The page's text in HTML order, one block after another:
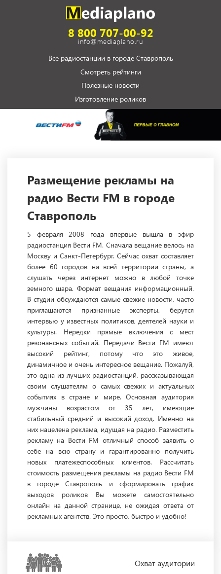
8 800 707-00-92
info@mediaplano.ru
Все радиостанции в городе Ставрополь
Смотреть рейтинги
Полезные новости
Изготовление роликов
Размещение рекламы на
радио Вести FM в городе
Ставрополь
5 февраля 2008 года впервые вышла в эфир
радиостанция Вести FM. Сначала вещание велось на
Москву и Санкт-Петербург. Сейчас охват составляет
более 60 городов на всей территории страны, а
слушать через интернет можно в любой точке
земного шара. Формат вещания информационный.
В студии обсуждаются самые свежие новости, часто
приглашаются признанные эксперты, берутся
интервью у известных политиков, деятелей науки и
культуры. Нередки прямые включения с мест
резонансных событий. Передачи Вести FM имеют
высокий рейтинг, потому что это живое,
динамичное и очень интересное вещание. Пожалуй,
это одна из лучших радиостанций, рассказывающая
своим слушателям о самых свежих и актуальных
событиях в стране и мире. Основная аудитория
мужчины возрастом от 35 лет, имеющие
стабильный средний и высокий доход. Именно на
них нацелена реклама, идущая на радио. Разместить
рекламу на Вести FM отличный способ заявить о
себе на всю страну и гарантированно получить
новых платежеспособных клиентов. Рассчитать
стоимость размещения рекламы на радио Вести FM
в городе Ставрополь и сформировать график
выходов роликов Вы можете самостоятельно
онлайн на данной странице, не ожидая ответа от
рекламных агентств. Это просто, быстро и удобно!
Охватаудитории